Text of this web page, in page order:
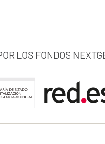
LOS FONDOS